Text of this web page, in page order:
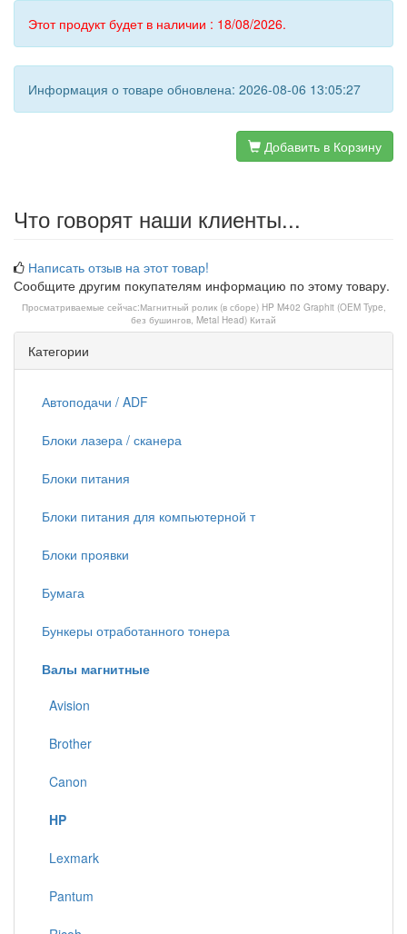
Этот продукт будет в наличии : 18/08/2026.
Информация о товаре обновлена: 2026-08-06 13:05:27
Добавить в Корзину
Что говорят наши клиенты...
Написать отзыв на этот товар!
Сообщите другим покупателям информацию по этому товару.
Просматриваемые сейчас:Магнитный ролик (в сборе) HP M402 Graphit (OEM Type,
без бушингов, Metal Head) Китай
Категории
Автоподачи / ADF
Блоки лазера / сканера
Блоки питания
Блоки питания для компьютерной т
Блоки проявки
Бумага
Бункеры отработанного тонера
Валы магнитные
Avision
Brother
Canon
HP
Lexmark
Pantum